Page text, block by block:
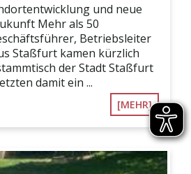
und neue
Mehr als 50
Betriebsleiter
Staßfurt kamen kürzlich
der Stadt Staßfurt
damit ein ...
[MEHR]